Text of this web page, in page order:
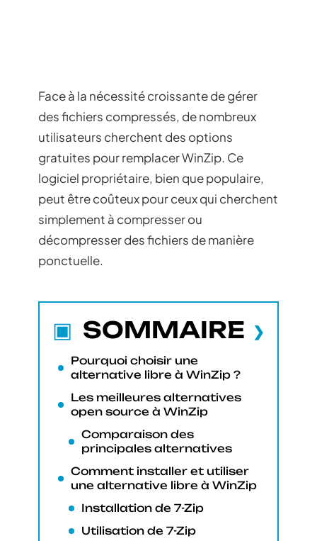
Face à la nécessité croissante de gérer
des fichiers compressés, de nombreux
utilisateurs cherchent des options
gratuites pour remplacer WinZip. Ce
logiciel propriétaire, bien que populaire,
peut être coûteux pour ceux qui cherchent
simplement à compresser ou
décompresser des fichiers de manière
ponctuelle.
SOMMAIRE
Pourquoi choisir une
alternative libre à WinZip ?
Les meilleures alternatives
open source à WinZip
Comparaison des
principales alternatives
Comment installer et utiliser
une alternative libre à WinZip
Installation de 7-Zip
Utilisation de 7-Zip